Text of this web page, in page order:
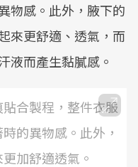
物感。此外，腋下的
來更舒適、透氣，而
液而產生黏膩感。
合製程，整件衣服
的異物感。此外，
加舒適透氣。